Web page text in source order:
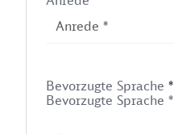
Bevorzugte Sprache *
Bevorzugte Sprache *